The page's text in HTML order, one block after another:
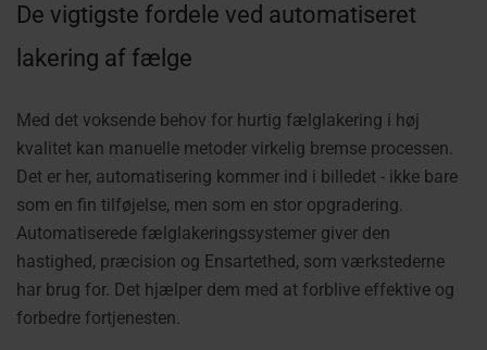
De vigtigste fordele ved automatiseret
lakering af fælge
Med det voksende behov for hurtig fælglakering i høj
kvalitet kan manuelle metoder virkelig bremse processen.
Det er her, automatisering kommer ind i billedet - ikke bare
som en fin tilføjelse, men som en stor opgradering.
Automatiserede fælglakeringssystemer giver den
hastighed, præcision og Ensartethed, som værkstederne
har brug for. Det hjælper dem med at forblive effektive og
forbedre fortjenesten.